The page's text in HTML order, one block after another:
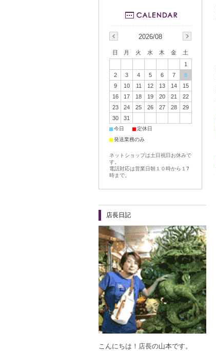
2026/08
日 月 火 水 木 金
土
1
2
3 4 5 6 7
8
9
10 11 12 13 14
15
16
17 18 19 20 21
22
23
24 25 26 27 28
29
30
31
■今日 ■定休日
■発送業務のみ
ネットショップは土日祝日お休みで
す。
電話対応は営業日朝１０時から１7
時まで。
店長日記
こんにちは！店長の山本です。